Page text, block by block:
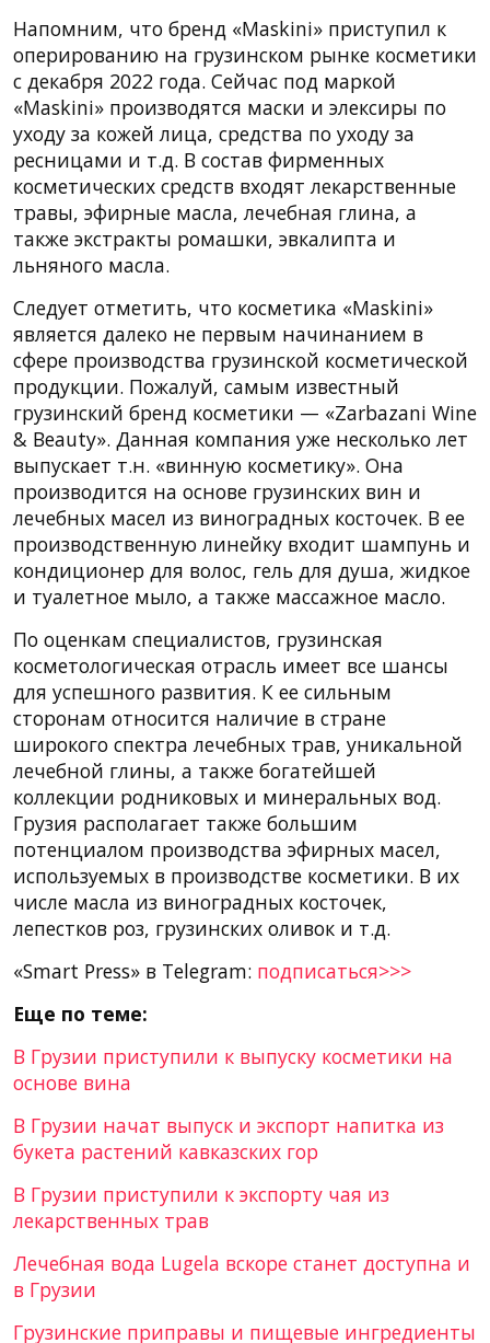
Напомним, что бренд «Maskini» приступил к
оперированию на грузинском рынке косметики
с декабря 2022 года. Сейчас под маркой
«Maskini» производятся маски и элексиры по
уходу за кожей лица, средства по уходу за
ресницами и т.д. В состав фирменных
косметических средств входят лекарственные
травы, эфирные масла, лечебная глина, а
также экстракты ромашки, эвкалипта и
льняного масла.
Следует отметить, что косметика «Maskini»
является далеко не первым начинанием в
сфере производства грузинской косметической
продукции. Пожалуй, самым известный
грузинский бренд косметики — «Zarbazani Wine
& Beauty». Данная компания уже несколько лет
выпускает т.н. «винную косметику». Она
производится на основе грузинских вин и
лечебных масел из виноградных косточек. В ее
производственную линейку входит шампунь и
кондиционер для волос, гель для душа, жидкое
и туалетное мыло, а также массажное масло.
По оценкам специалистов, грузинская
косметологическая отрасль имеет все шансы
для успешного развития. К ее сильным
сторонам относится наличие в стране
широкого спектра лечебных трав, уникальной
лечебной глины, а также богатейшей
коллекции родниковых и минеральных вод.
Грузия располагает также большим
потенциалом производства эфирных масел,
используемых в производстве косметики. В их
числе масла из виноградных косточек,
лепестков роз, грузинских оливок и т.д.
«Smart Press» в Telegram: подписаться>>>
Еще по теме:
В Грузии приступили к выпуску косметики на
основе вина
В Грузии начат выпуск и экспорт напитка из
букета растений кавказских гор
В Грузии приступили к экспорту чая из
лекарственных трав
Лечебная вода Lugela вскоре станет доступна и
в Грузии
Грузинские приправы и пищевые ингредиенты